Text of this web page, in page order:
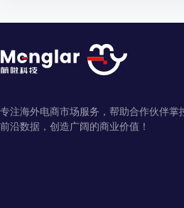
专注海外电商市场服务，帮助合作伙伴掌
前沿数据，创造广阔的商业价值！